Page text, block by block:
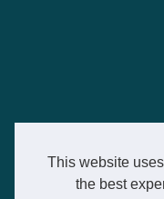
This website
the best